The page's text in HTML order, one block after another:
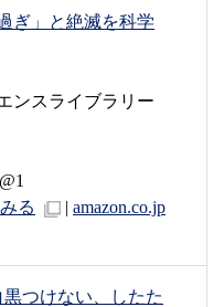
ぎ」と絶滅を科学
ンスライブラリー
る
| amazon.co.jp
つけない、したた